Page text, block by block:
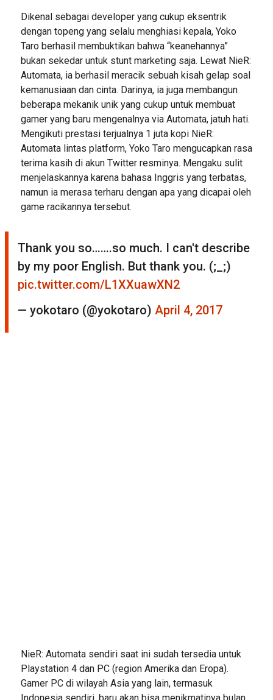
Dikenal sebagai developer yang cukup eksentrik
dengan topeng yang selalu menghiasi kepala, Yoko
Taro berhasil membuktikan bahwa “keanehannya”
bukan sekedar untuk stunt marketing saja. Lewat NieR:
Automata, ia berhasil meracik sebuah kisah gelap soal
kemanusiaan dan cinta. Darinya, ia juga membangun
beberapa mekanik unik yang cukup untuk membuat
gamer yang baru mengenalnya via Automata, jatuh hati.
Mengikuti prestasi terjualnya 1 juta kopi NieR:
Automata lintas platform, Yoko Taro mengucapkan rasa
terima kasih di akun Twitter resminya. Mengaku sulit
menjelaskannya karena bahasa Inggris yang terbatas,
namun ia merasa terharu dengan apa yang dicapai oleh
game racikannya tersebut.
Thank you so…….so much. I can't describe
by my poor English. But thank you. (;_;)
pic.twitter.com/L1XXuawXN2
— yokotaro (@yokotaro) April 4, 2017
NieR: Automata sendiri saat ini sudah tersedia untuk
Playstation 4 dan PC (region Amerika dan Eropa).
Gamer PC di wilayah Asia yang lain, termasuk
Indonesia sendiri, baru akan bisa menikmatinya bulan